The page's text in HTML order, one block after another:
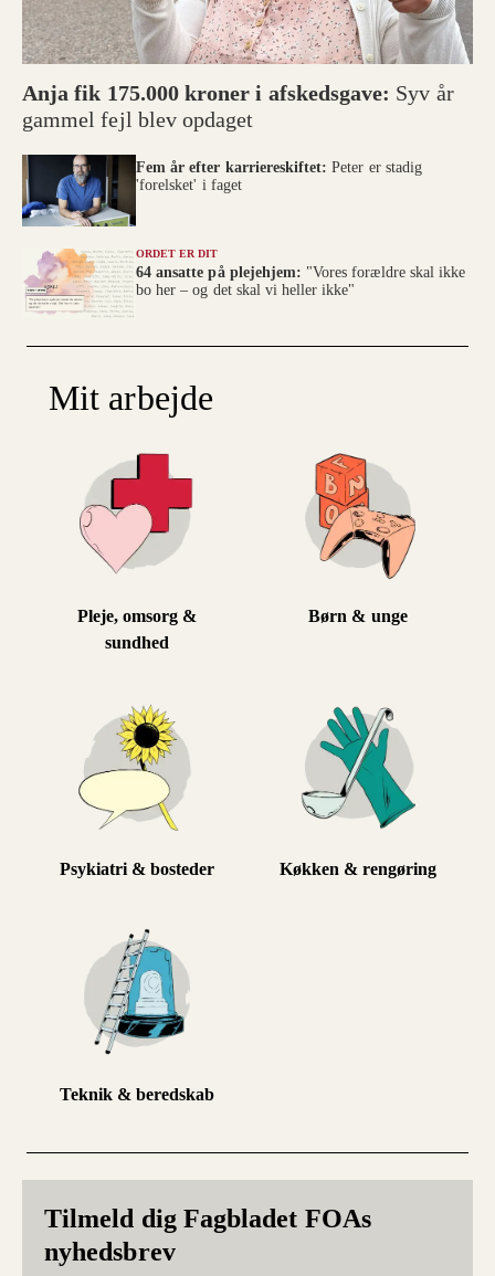
Anja fik 175.000 kroner i afskedsgave: Syv år
gammel fejl blev opdaget
Fem år efter karriereskiftet:Peter er stadig
'forelsket' i faget
ORDET ER DIT
64 ansatte på plejehjem: "Vores forældre skal ikke
bo her – og det skal vi heller ikke"
Mit arbejde
Pleje, omsorg &
sundhed
Børn & unge
Psykiatri & bosteder Køkken & rengøring
Teknik & beredskab
Tilmeld dig Fagbladet FOAs
nyhedsbrev